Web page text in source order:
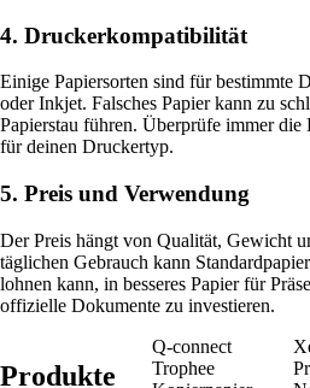
4. Druckerkompatibilität
Einige Papiersorten sind für bestimmte
oder Inkjet. Falsches Papier kann zu
Papierstau führen. Überprüfe immer die
für deinen Druckertyp.
5. Preis und Verwendung
Der Preis hängt von Qualität, Gewicht
täglichen Gebrauch kann
lohnen kann, in besseres Papier für
offizielle Dokumente zu investieren.
Produkte
Q-connect
Trophee